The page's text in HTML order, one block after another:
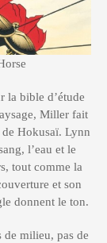
la bible d’étude
Miller fait
Hokusaï. Lynn
l’eau et le
tout comme la
et son
donnent le ton.
de milieu, pas de